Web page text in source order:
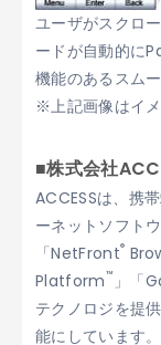
ユーザがスクロ
ードが自動的に
機能のあるスム
※上記画像はイメ
■株式会社
ACCESSは、携
ーネットソフト
「NetFront®
Platform™ 」「
テクノロジを提
能にしています